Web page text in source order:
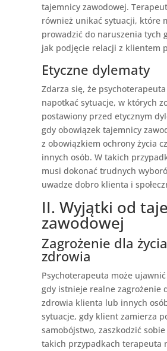
tajemnicy zawodowej.
również unikać sytuacji, które
prowadzić do naruszenia tych
jak podjęcie relacji z klientem
Etyczne dylematy
Zdarza się, że
napotkać sytuacje, w których
postawiony przed etycznym
gdy obowiązek tajemnicy
z obowiązkiem ochrony życia
innych osób. W takich
musi dokonać trudnych
uwadze dobro klienta i
II. Wyjątki od
zawodowej
Zagrożenie dla
zdrowia
Psychoterapeuta może
gdy istnieje realne zagrożenie
zdrowia klienta lub innych
sytuacje, gdy klient zamierza
samobójstwo, zaszkodzić
takich przypadkach terapeuta